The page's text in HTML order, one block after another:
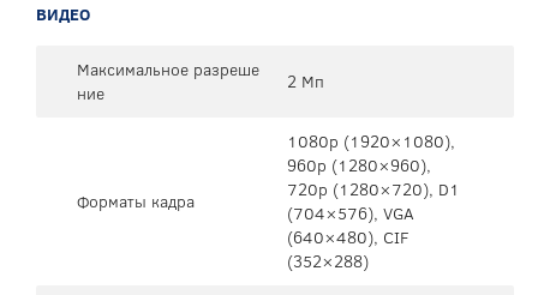
ВИДЕО
Максимальное разреше
ние
2 Мп
Форматы кадра
1080p (1920×1080),
960p (1280×960),
720p (1280×720), D1
(704×576), VGA
(640×480), CIF
(352×288)